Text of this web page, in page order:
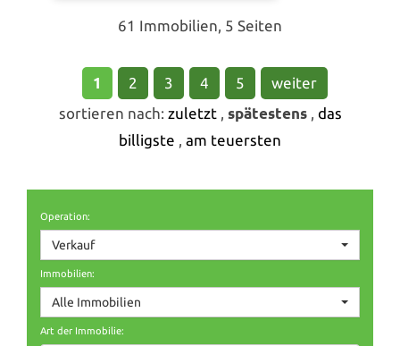
61 Immobilien, 5 Seiten
1 2 3 4 5
weiter
sortieren nach: zuletzt , spätestens , das
billigste , am teuersten
Operation:
Verkauf
Immobilien:
Alle Immobilien
Art der Immobilie: